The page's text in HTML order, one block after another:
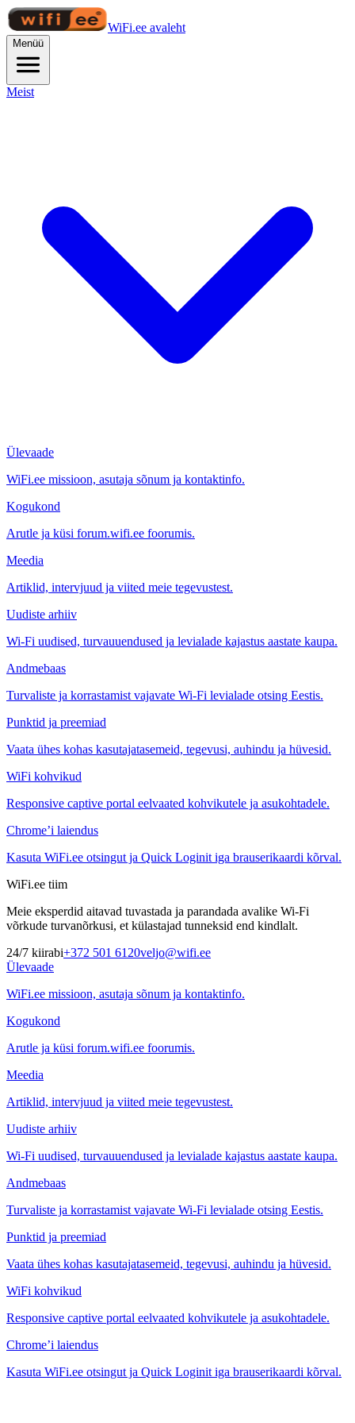
WiFi.ee avaleht
Menüü
Meist
Ülevaade
WiFi.ee missioon, asutaja sõnum ja kontaktinfo.
Kogukond
Arutle ja küsi forum.wifi.ee foorumis.
Meedia
Artiklid, intervjuud ja viited meie tegevustest.
Uudiste arhiiv
Wi-Fi uudised, turvauuendused ja levialade kajastus aastate kaupa.
Andmebaas
Turvaliste ja korrastamist vajavate Wi-Fi levialade otsing Eestis.
Punktid ja preemiad
Vaata ühes kohas kasutajatasemeid, tegevusi, auhindu ja hüvesid.
WiFi kohvikud
Responsive captive portal eelvaated kohvikutele ja asukohtadele.
Chrome’i laiendus
Kasuta WiFi.ee otsingut ja Quick Loginit iga brauserikaardi kõrval.
WiFi.ee tiim
Meie eksperdid aitavad tuvastada ja parandada avalike Wi-Fi
võrkude turvanõrkusi, et külastajad tunneksid end kindlalt.
24/7 kiirabi+372 501 6120veljo@wifi.ee
Ülevaade
WiFi.ee missioon, asutaja sõnum ja kontaktinfo.
Kogukond
Arutle ja küsi forum.wifi.ee foorumis.
Meedia
Artiklid, intervjuud ja viited meie tegevustest.
Uudiste arhiiv
Wi-Fi uudised, turvauuendused ja levialade kajastus aastate kaupa.
Andmebaas
Turvaliste ja korrastamist vajavate Wi-Fi levialade otsing Eestis.
Punktid ja preemiad
Vaata ühes kohas kasutajatasemeid, tegevusi, auhindu ja hüvesid.
WiFi kohvikud
Responsive captive portal eelvaated kohvikutele ja asukohtadele.
Chrome’i laiendus
Kasuta WiFi.ee otsingut ja Quick Loginit iga brauserikaardi kõrval.